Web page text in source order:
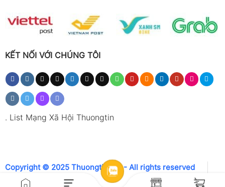
KẾT NỐI VỚI CHÚNG TÔI
. List Mạng Xã Hội Thuongtin
Copyright © 2025 Thuongtin.net - All rights reserved